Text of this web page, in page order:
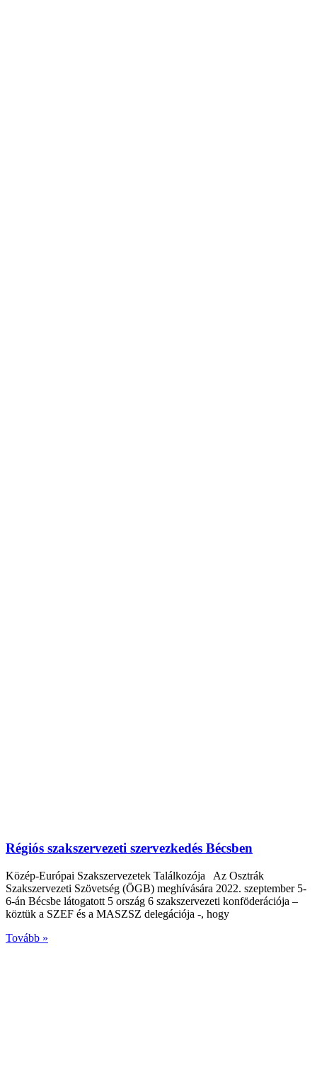
Régiós szakszervezeti szervezkedés Bécsben
Közép-Európai Szakszervezetek Találkozója Az Osztrák
Szakszervezeti Szövetség (ÖGB) meghívására 2022. szeptember 5-
6-án Bécsbe látogatott 5 ország 6 szakszervezeti konföderációja –
köztük a SZEF és a MASZSZ delegációja -, hogy
Tovább »